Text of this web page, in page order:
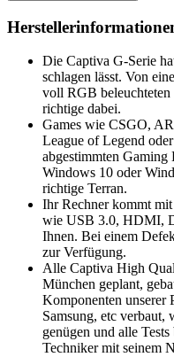
Die Captiva G-Serie
schlagen lässt. Von
voll RGB beleuchteten
richtige dabei.
Games wie CSGO,
League of Legend
abgestimmten
Windows 10 oder
richtige Terran.
Ihr Rechner kommt
wie USB 3.0, HDMI,
Ihnen. Bei einem
zur Verfügung.
Alle Captiva High
München geplant,
Komponenten
Samsung, etc verbaut,
genügen und alle
Techniker mit seinem